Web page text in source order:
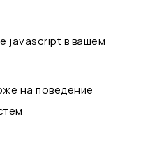
javascript в вашем
на поведение